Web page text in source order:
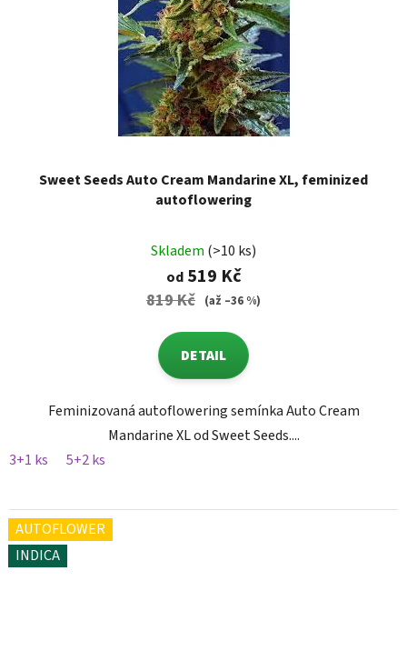
Sweet Seeds Auto Cream Mandarine XL, feminized
autoflowering
Skladem (>10 ks)
od519 Kč
819 Kč (až –36 %)
DETAIL
Feminizovaná autoflowering semínka Auto Cream
Mandarine XL od Sweet Seeds....
3+1 ks
5+2 ks
AUTOFLOWER
INDICA